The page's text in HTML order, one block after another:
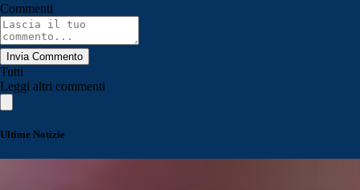
Commenti
Invia Commento
Tutti
Leggi altri commenti
Ultime Notizie